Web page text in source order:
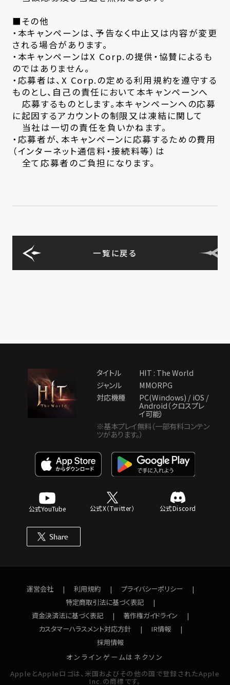
■その他
・本キャンペーンは、予告なく中止又は内容が変更
される場合があります。
・本キャンペーンはX Corp.の提供・協賛によるも
のではありません。
・応募者は、X Corp.の定める利用規約を遵守する
ものとし、自己の責任において本キャンペーンへ
応募するものとします。本キャンペーンへの応募
に起因するアカウントの制限又は凍結に関して
当社は一切の責任を負いかねます。
・応募者が、本キャンペーンに応募するための費用
（インターネット通信料・接続料等）は
全て応募者のご負担になります。
一覧に戻る
タイトル
HIT : The World
ジャンル
MMORPG
対応機種
PC(Windows) / iOS /
Android（クロスプレ
イ可能）
※基本プレイ無料（一部有料コンテン
ツがあります。）
公式YouTube 公式X（Twitter） 公式Discord
運営会社 利用規約
プライバシーポリシー
特定商取引法に基づく表記
資金決済法に基づく表記
著作権ガイドライン
カスタマーハラスメント対応方針
IR情報
採用情報
オンラインゲームはネクソン
AppleとAppleロゴは、米国およびその他の国で登録されたApple
Inc.の商標です。